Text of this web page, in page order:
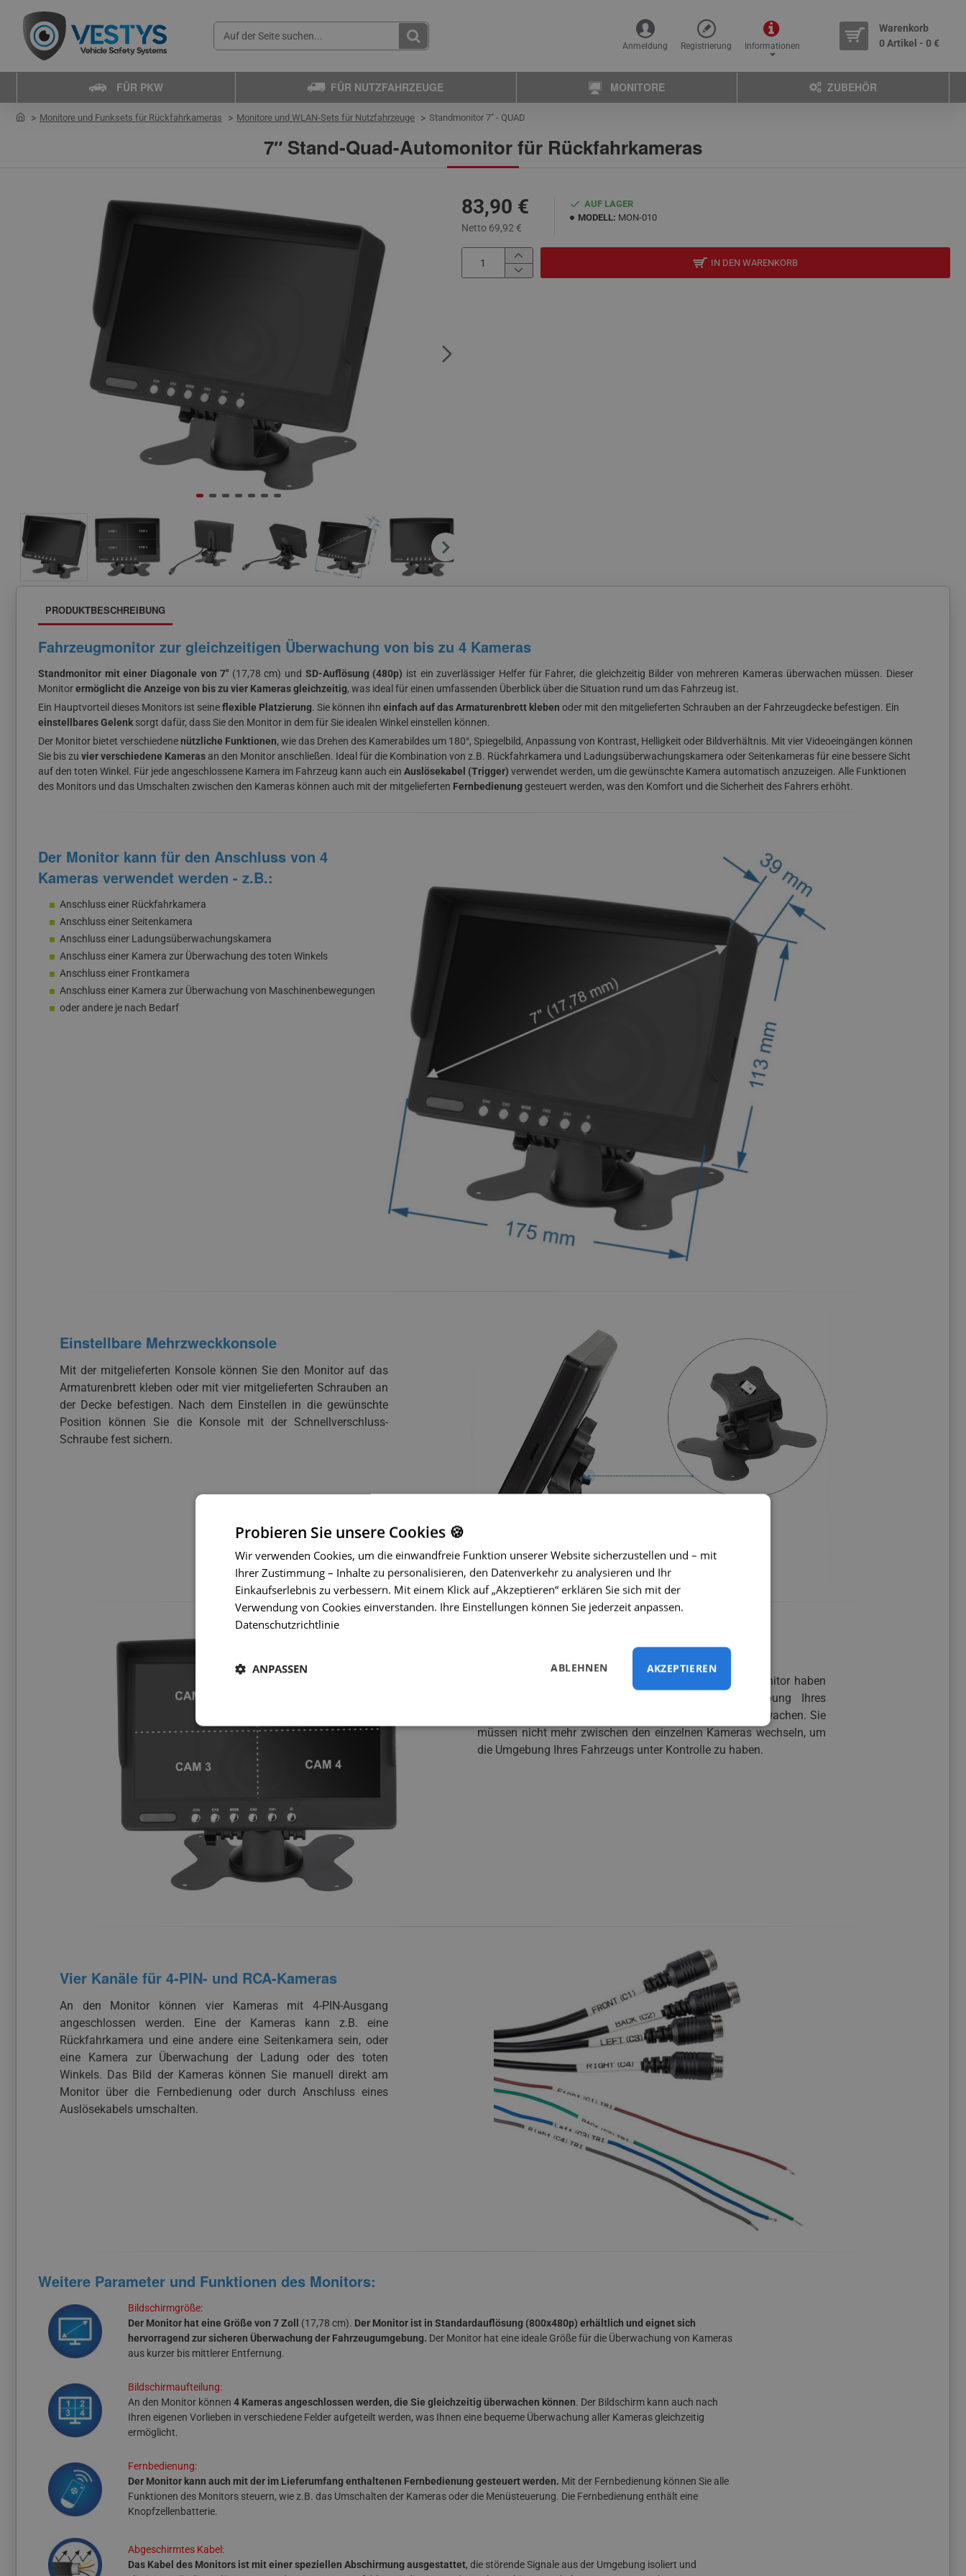
Auf
Seite
Anmeldung Registrierung Informationen
Warenkorb
0 Artikel - 0 €
FÜR PKW FÜR NUTZFAHRZEUGE MONITORE ZUBEHÖR
7″ Stand-Quad-Automonitor für Rückfahrkameras
homeMonitore und Funksets für Rückfahrkameras Monitore und WLAN-Sets für Nutzfahrzeuge Standmonitor 7″ - QUAD
83,90 €
Netto 69,92 €
AUF LAGER
MODELL: MON-010
IN DEN WARENKORB
PRODUKTBESCHREIBUNG
Fahrzeugmonitor zur gleichzeitigen Überwachung von bis zu 4 Kameras
Standmonitor mit einer Diagonale von 7" (17,78 cm) und SD-Auflösung (480p) ist ein zuverlässiger Helfer für Fahrer, die gleichzeitig Bilder von mehreren Kameras überwachen müssen. Dieser
Monitorermöglicht die Anzeige von bis zu vier Kameras gleichzeitig, was ideal für einen umfassenden Überblick über die Situation rund um das Fahrzeug ist.
Ein Hauptvorteil dieses Monitors ist seineflexible Platzierung. Sie können ihn einfach auf das Armaturenbrett kleben oder mit den mitgelieferten Schrauben an der Fahrzeugdecke befestigen. Ein
einstellbares Gelenk sorgt dafür, dass Sie den Monitor in dem für Sie idealen Winkel einstellen können.
Der Monitor bietet verschiedenenützliche Funktionen, wie das Drehen des Kamerabildes um 180°, Spiegelbild, Anpassung von Kontrast, Helligkeit oder Bildverhältnis. Mit vier Videoeingängen können
Sie bis zu vier verschiedene Kameras an den Monitor anschließen. Ideal für die Kombination von z.B. Rückfahrkamera und Ladungsüberwachungskamera oder Seitenkameras für eine bessere Sicht
auf den toten Winkel. Für jede angeschlossene Kamera im Fahrzeug kann auch ein Auslösekabel (Trigger) verwendet werden, um die gewünschte Kamera automatisch anzuzeigen. Alle Funktionen
des Monitors und das Umschalten zwischen den Kameras können auch mit der mitgelieferten Fernbedienunggesteuert werden, was den Komfort und die Sicherheit des Fahrers erhöht.
Der Monitor kann für den Anschluss von 4
Kameras verwendet werden - z.B.:
Anschluss einer Rückfahrkamera
Anschluss einer Seitenkamera
Anschluss einer Ladungsüberwachungskamera
Anschluss einer Kamera zur Überwachung des toten Winkels
Anschluss einer Frontkamera
Anschluss einer Kamera zur Überwachung von Maschinenbewegungen
oder andere je nach Bedarf
Einstellbare Mehrzweckkonsole
Mit der mitgelieferten Konsole können Sie den Monitor auf das
Armaturenbrett kleben oder mit vier mitgelieferten Schrauben an
der Decke befestigen. Nach dem Einstellen in die gewünschte
Position können Sie die Konsole mit der Schnellverschluss-
Schraube fest sichern.
Anzeige von bis zu 4 Kameras gleichzeitig
Durch den Anschluss von bis zu 4 Kameras an den Monitor haben
Sie einen vollständigen Überblick über die Umgebung Ihres
Fahrzeugs und können alle 4 Kameras gleichzeitig überwachen. Sie
müssen nicht mehr zwischen den einzelnen Kameras wechseln, um
die Umgebung Ihres Fahrzeugs unter Kontrolle zu haben.
Vier Kanäle für 4-PIN- und RCA-Kameras
An den Monitor können vier Kameras mit 4-PIN-Ausgang
angeschlossen werden. Eine der Kameras kann z.B. eine
Rückfahrkamera und eine andere eine Seitenkamera sein, oder
eine Kamera zur Überwachung der Ladung oder des toten
Winkels. Das Bild der Kameras können Sie manuell direkt am
Monitor über die Fernbedienung oder durch Anschluss eines
Auslösekabels umschalten.
Weitere Parameter und Funktionen des Monitors:
Bildschirmgröße:
Der Monitor hat eine Größe von 7 Zoll
(17,78 cm). Der Monitor ist in Standardauflösung (800x480p) erhältlich und eignet sich
hervorragend zur sicheren Überwachung der Fahrzeugumgebung. Der Monitor hat eine ideale Größe für die Überwachung von Kameras
aus kurzer bis mittlerer Entfernung.
Bildschirmaufteilung:
An den Monitor können 4 Kameras angeschlossen werden, die Sie gleichzeitig überwachen können. Der Bildschirm kann auch nach
Ihren eigenen Vorlieben in verschiedene Felder aufgeteilt werden, was Ihnen eine bequeme Überwachung aller Kameras gleichzeitig
ermöglicht.
Fernbedienung:
Der Monitor kann auch mit der im Lieferumfang enthaltenen Fernbedienung gesteuert werden. Mit der Fernbedienung können Sie alle
Funktionen des Monitors steuern, wie z.B. das Umschalten der Kameras oder die Menüsteuerung. Die Fernbedienung enthält eine
Knopfzellenbatterie.
Abgeschirmtes Kabel:
Das Kabel des Monitors ist mit einer speziellen Abschirmung ausgestattet, die störende Signale aus der Umgebung isoliert und
Probieren Sie unsere Cookies 🍪
Wir verwenden Cookies, um die einwandfreie Funktion unserer Website sicherzustellen und – mit
Ihrer Zustimmung – Inhalte zu personalisieren, den Datenverkehr zu analysieren und Ihr
Einkaufserlebnis zu verbessern. Mit einem Klick auf „Akzeptieren“ erklären Sie sich mit der
Verwendung von Cookies einverstanden. Ihre Einstellungen können Sie jederzeit anpassen.
Datenschutzrichtlinie
AKZEPTIEREN
ABLEHNEN
ANPASSEN